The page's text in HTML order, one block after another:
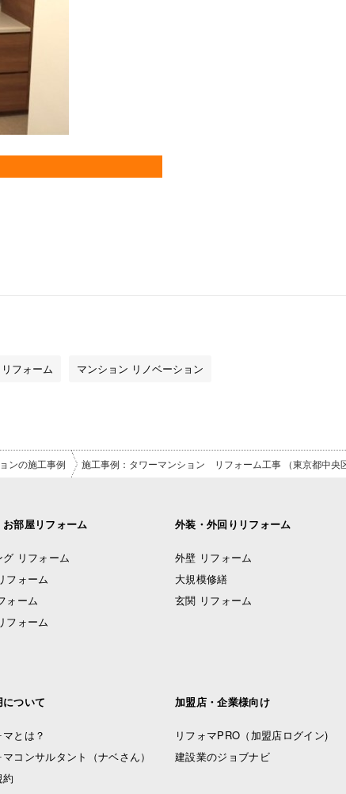
フォーム マンション リノベーション
ンの施工事例 施工事例：タワーマンション リフォーム工事 （東京都中央
お部屋リフォーム
グ リフォーム
フォーム
ォーム
フォーム
外装・外回りリフォーム
外壁 リフォーム
大規模修繕
玄関 リフォーム
について
マとは？
マコンサルタント（ナベさん）
加盟店・企業様向け
リフォマPRO （加盟店ログイン)
建設業のジョブナビ